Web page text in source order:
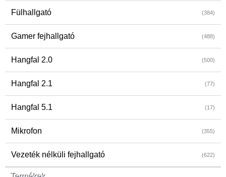
Fülhallgató (384)
Gamer fejhallgató (488)
Hangfal 2.0 (500)
Hangfal 2.1 (77)
Hangfal 5.1 (17)
Mikrofon (355)
Vezeték nélküli fejhallgató (622)